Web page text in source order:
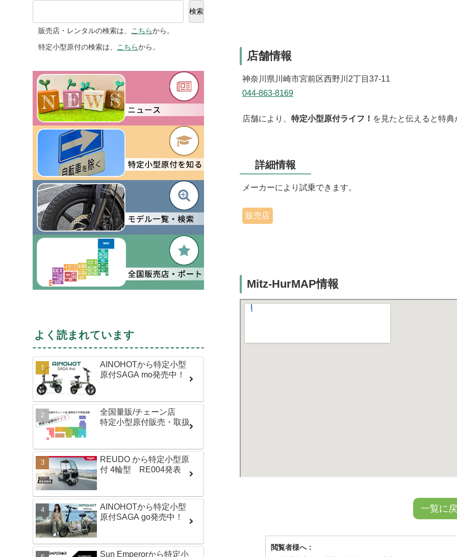
店舗情報
神奈川県川崎市宮前区西野川2丁目37-11
044-863-8169
店舗により、 特定小型原付ライフ！ を見たと伝えると特典
詳細情報
メーカーにより試乗できます。
販売店
Mitz-HurMAP情報
一覧に
閲覧者様へ：
検索
販売店・レンタルの検索は、 こちらから。
特定小型原付の検索は、
こちらから。
よく読まれています
AINOHOTから特定小型
原付SAGA mo発売中！
全国量販/チェーン店
特定小型原付販売・取扱
REUDO から特定小型原
付 4輪型 RE004発表
AINOHOTから特定小型
原付SAGA go発売中！
Sun Emperorから特定小